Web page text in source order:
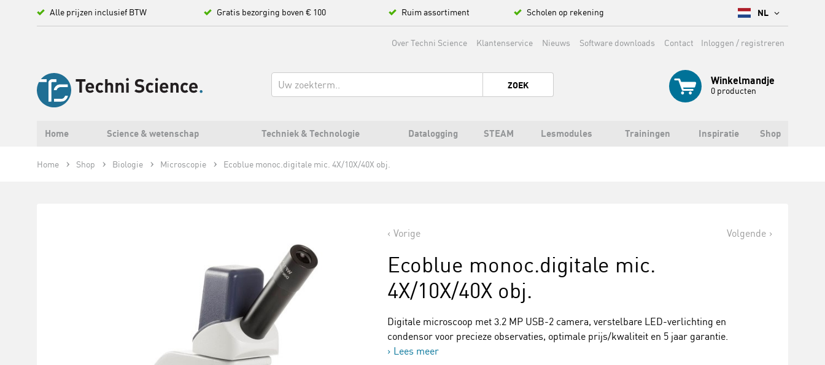
Alle prijzen inclusief BTW Gratis bezorging boven € 100 Ruim assortiment Scholen op rekening NL
Inloggen / registreren
Over Techni Science Klantenservice Nieuws Software downloads Contact
Winkelmandje
0 producten
ZOEK
Home Science & wetenschap Techniek & Technologie Datalogging STEAM Lesmodules Trainingen Inspiratie Shop
Home Shop Biologie Microscopie Ecoblue monoc.digitale mic. 4X/10X/40X obj.
Vorige Volgende
Ecoblue monoc.digitale mic.
4X/10X/40X obj.
Digitale microscoop met 3.2 MP USB-2 camera, verstelbare LED-verlichting en
condensor voor precieze observaties, optimale prijs/kwaliteit en 5 jaar garantie.
Lees meer